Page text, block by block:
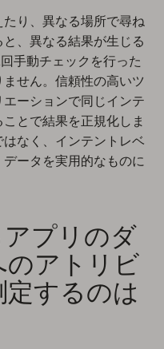
り、異なる場所で尋ね
、異なる結果が生じる
手動チェックを行った
せん。信頼性の高いツ
ーションで同じインテ
とで結果を正規化しま
なく、インテントレベ
ータを実用的なものに
プリのダ
のアトリビ
するのは